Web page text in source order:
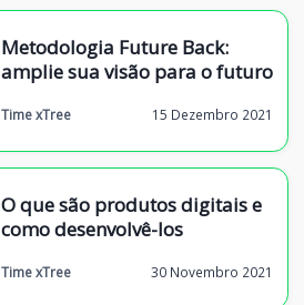
Metodologia Future Back:
amplie sua visão para o futuro
Time xTree 15 Dezembro 2021
O que são produtos digitais e
como desenvolvê-los
Time xTree 30 Novembro 2021